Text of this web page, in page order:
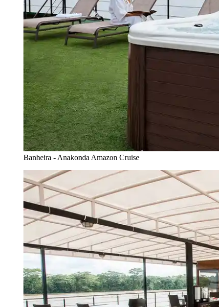
Banheira - Anakonda Amazon Cruise